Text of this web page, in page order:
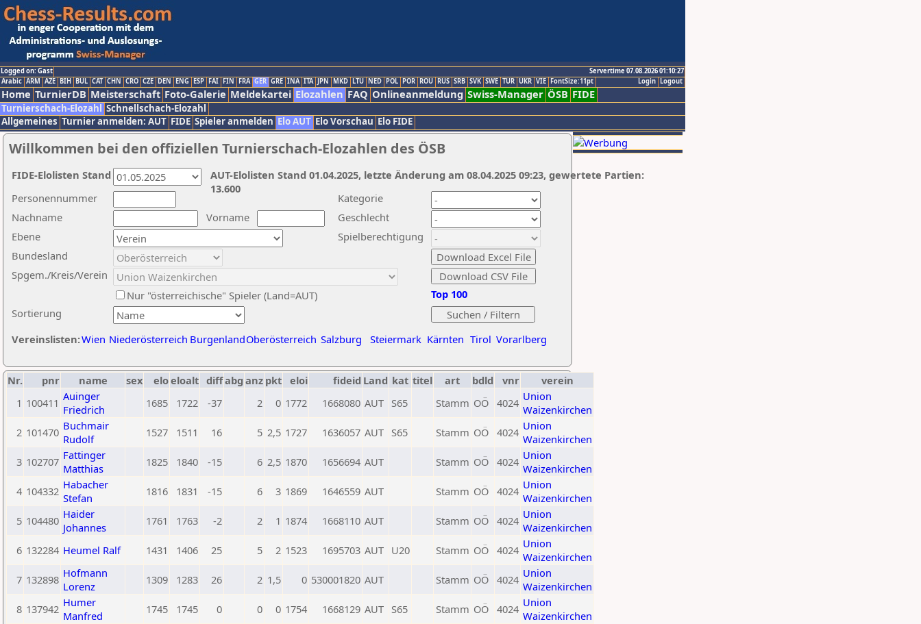
Logged on: Gast
Servertime 07.08.2026 01:10:27
Logout
Login
Arabic ARM AZE BIH BUL CAT CHN CRO CZE DEN ENG ESP FAI FIN FRA GER GRE INA ITA JPN MKD LTU NED POL POR ROU RUS SRB SVK SWE TUR UKR VIE FontSize:11pt
Home TurnierDB Meisterschaft Foto-Galerie Meldekartei Elozahlen FAQ Onlineanmeldung Swiss-Manager ÖSB FIDE
Turnierschach-Elozahl Schnellschach-Elozahl
Allgemeines Turnier anmelden: AUT FIDE Spieler anmelden Elo AUT Elo Vorschau Elo FIDE
Willkommen bei den offiziellen Turnierschach-Elozahlen des ÖSB
Nachname
Vorname
Ebene
Kategorie
Sortierung
Personennummer
Bundesland
Spgem./Kreis/Verein
Geschlecht
Nur "österreichische" Spieler (Land=AUT)
Spielberechtigung
Vereinslisten:Wien Niederösterreich BurgenlandOberösterreich Salzburg Steiermark Kärnten Tirol Vorarlberg
Top 100
AUT-Elolisten Stand 01.04.2025, letzte Änderung am 08.04.2025 09:23, gewertete Partien:
13.600
FIDE-Elolisten Stand
Nr. pnr name sex eloeloalt diffabg anz pkt eloi fideid Land kat titel art bdld vnr
verein
1 100411 Auinger
Friedrich
1685 1722 -37 2 0 1772 1668080 AUT S65 Stamm OÖ 4024 Union
Waizenkirchen
2 101470 Buchmair
Rudolf
1527 1511 16 5 2,5 1727 1636057 AUT S65 Stamm OÖ 4024 Union
Waizenkirchen
3 102707 Fattinger
Matthias
1825 1840 -15 6 2,5 1870 1656694 AUT Stamm OÖ 4024 Union
Waizenkirchen
4 104332 Habacher
Stefan
1816 1831 -15 6 3 1869 1646559 AUT Stamm OÖ 4024 Union
Waizenkirchen
5 104480 Haider
Johannes
1761 1763 -2 2 1 1874 1668110 AUT Stamm OÖ 4024 Union
Waizenkirchen
6 132284 Heumel Ralf 1431 1406 25 5 2 1523 1695703 AUT U20 Stamm OÖ 4024 Union
Waizenkirchen
7 132898 Hofmann
Lorenz
1309 1283 26 2 1,5 0 530001820 AUT Stamm OÖ 4024 Union
Waizenkirchen
8 137942 Humer
Manfred
1745 1745 0 0 0 1754 1668129 AUT S65 Stamm OÖ 4024 Union
Waizenkirchen